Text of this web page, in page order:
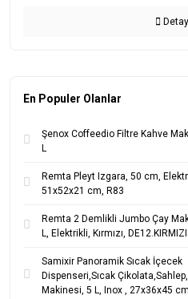
En Populer Olanlar
Şenox Coffeedio Filtre Kahve
L
Remta Pleyt Izgara, 50 cm,
51x52x21 cm, R83
Remta 2 Demlikli Jumbo Çay
L, Elektrikli, Kırmızı, DE12.KIRMIZI
Samixir Panoramik Sıcak İçecek
Dispenseri,Sıcak
Makinesi, 5 L, Inox , 27x36x45